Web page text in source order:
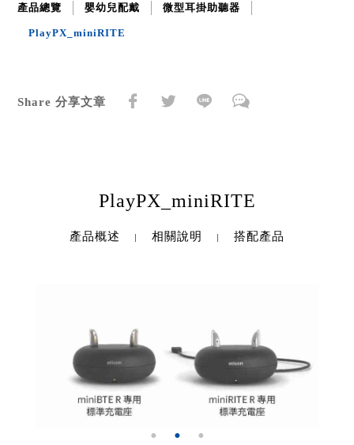
產品總覽 嬰幼兒配戴 微型耳掛助聽器
PlayPX_miniRITE
Share 分享文章
PlayPX_miniRITE
產品概述 相關說明 搭配產品